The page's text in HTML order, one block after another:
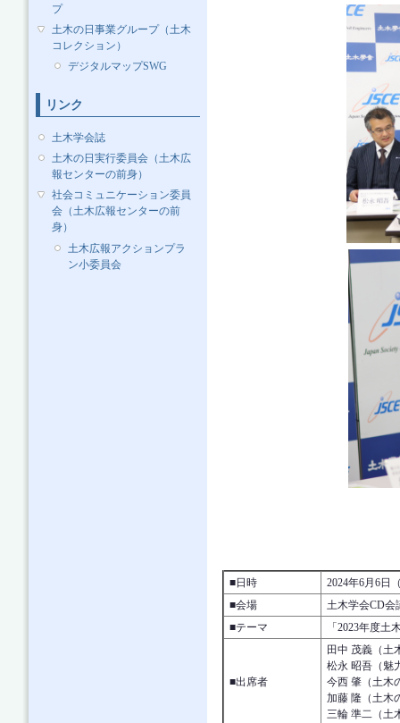
プ
土木の日事業グループ（土木
コレクション）
デジタルマップSWG
リンク
土木学会誌
土木の日実行委員会（土木広
報センターの前身）
社会コミュニケーション委員
会（土木広報センターの前
身）
土木広報アクションプラ
ン小委員会
■日時
2024年6月6日
■会場
土木学会CD会
■テーマ
「2023年度
■出席者
田中 茂義（土
松永 昭吾（魅
今西 肇（土木
加藤 隆（土木
三輪 準二（土